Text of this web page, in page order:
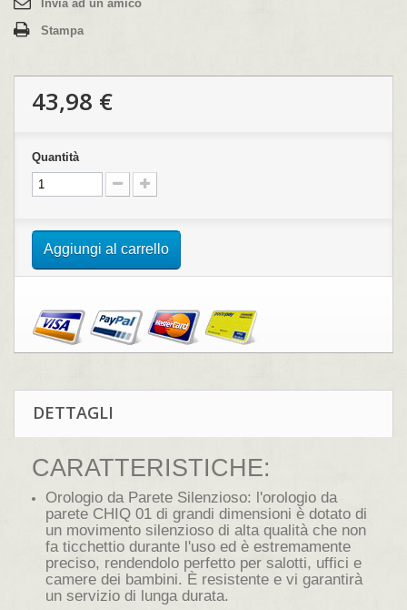
Invia ad un amico
Stampa
43,98 €
Quantità
Aggiungi al carrello
DETTAGLI
CARATTERISTICHE:
Orologio da Parete Silenzioso: l'orologio da
parete CHIQ 01 di grandi dimensioni è dotato di
un movimento silenzioso di alta qualità che non
fa ticchettio durante l'uso ed è estremamente
preciso, rendendolo perfetto per salotti, uffici e
camere dei bambini. È resistente e vi garantirà
un servizio di lunga durata.